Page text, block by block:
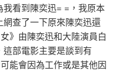
看到陳奕迅= =，我原本
查了一下原來陳奕迅還
》由陳奕迅和大陸演員白
部電影主要是談到有
能會因為工作或是其他因